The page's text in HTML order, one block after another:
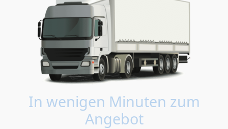
In wenigen Minuten zum
Angebot